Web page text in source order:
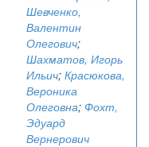
Шевченко,
Валентин
Олегович;
Шахматов, Игорь
Ильич; Красюкова,
Вероника
Олеговна; Фохт,
Эдуард
Вернерович